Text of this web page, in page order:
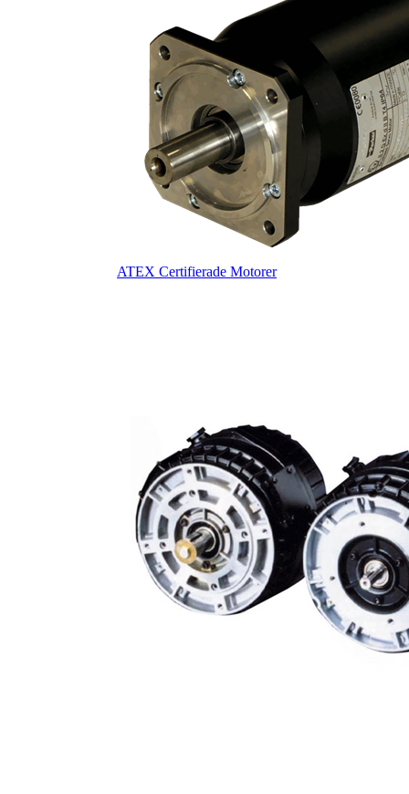
ATEX Certifierade Motorer